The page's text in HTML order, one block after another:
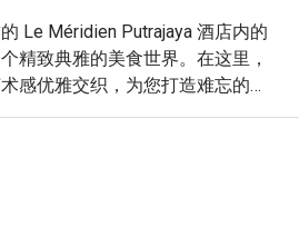
Le Méridien Putrajaya 酒店内的
精致典雅的美食世界。在这里，
感优雅交织，为您打造难忘的清
着静谧雅致的氛围，精美的中式
营造出绝佳氛围。从炒锅的滋滋
细节都在诉说着关于热情与风味